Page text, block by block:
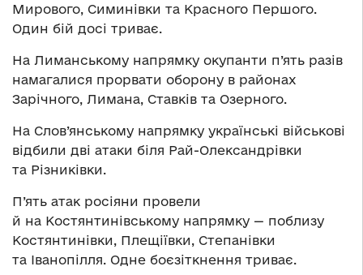
Мирового, Симинівки та Красного Першого.
Один бій досі триває.
На Лиманському напрямку окупанти п’ять разів
намагалися прорвати оборону в районах
Зарічного, Лимана, Ставків та Озерного.
На Слов’янському напрямку українські військові
відбили дві атаки біля Рай-Олександрівки
та Різниківки.
П’ять атак росіяни провели
й на Костянтинівському напрямку — поблизу
Костянтинівки, Плещіївки, Степанівки
та Іванопілля. Одне боєзіткнення триває.